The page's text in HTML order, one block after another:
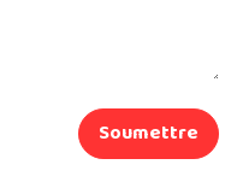
Soumettre